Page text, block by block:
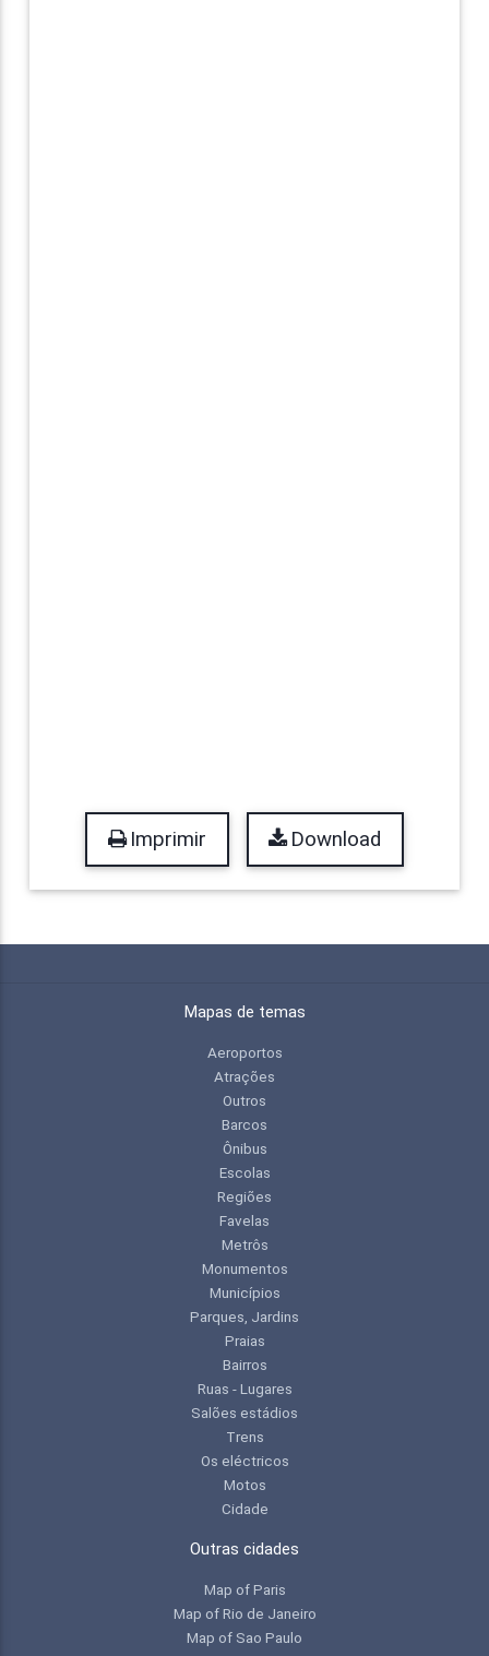
Imprimir Download
Mapas de temas
Aeroportos
Atrações
Outros
Barcos
Ônibus
Escolas
Regiões
Favelas
Metrôs
Monumentos
Municípios
Parques, Jardins
Praias
Bairros
Ruas - Lugares
Salões estádios
Trens
Os eléctricos
Motos
Cidade
Outras cidades
Map of Paris
Map of Rio de Janeiro
Map of Sao Paulo